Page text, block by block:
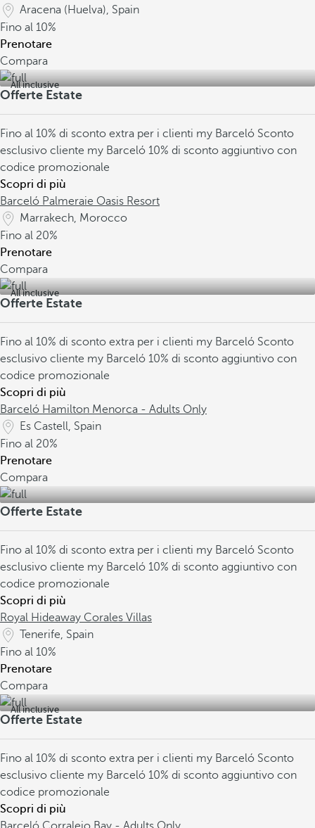
Aracena (Huelva), Spain
Fino al 10%
Prenotare
Compara
All inclusive
Offerte Estate
Fino al 10% di sconto extra per i clienti my Barceló Sconto
esclusivo cliente my Barceló 10% di sconto aggiuntivo con
codice promozionale
Scopri di più
Barceló Palmeraie Oasis Resort
Marrakech, Morocco
Fino al 20%
Prenotare
Compara
All inclusive
Offerte Estate
Fino al 10% di sconto extra per i clienti my Barceló Sconto
esclusivo cliente my Barceló 10% di sconto aggiuntivo con
codice promozionale
Scopri di più
Barceló Hamilton Menorca - Adults Only
Es Castell, Spain
Fino al 20%
Prenotare
Compara
Offerte Estate
Fino al 10% di sconto extra per i clienti my Barceló Sconto
esclusivo cliente my Barceló 10% di sconto aggiuntivo con
codice promozionale
Scopri di più
Royal Hideaway Corales Villas
Tenerife, Spain
Fino al 10%
Prenotare
Compara
All inclusive
Offerte Estate
Fino al 10% di sconto extra per i clienti my Barceló Sconto
esclusivo cliente my Barceló 10% di sconto aggiuntivo con
codice promozionale
Scopri di più